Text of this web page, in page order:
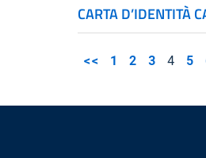
CARTA D’IDENTITÀ
<< 1 2 3 4 5